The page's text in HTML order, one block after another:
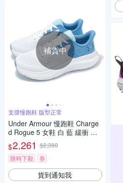
補貨中
支撐慢跑鞋 版型正常
Under Armour 慢跑鞋 Charge
d Rogue 5 女鞋 白 藍 緩衝 支
撐 運動鞋 UA 3028262101
$2,261 $2,380
限時下殺
券
貨到通知我